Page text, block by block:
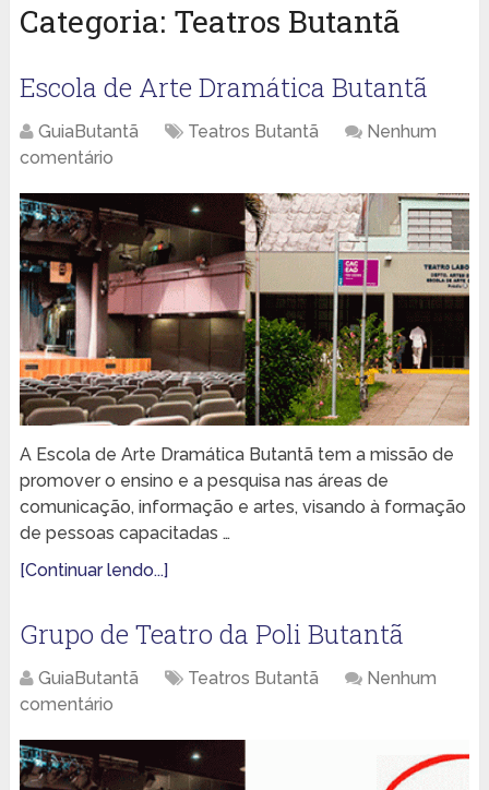
Categoria: Teatros Butantã
Escola de Arte Dramática Butantã
GuiaButantã Teatros Butantã
Nenhum
comentário
A Escola de Arte Dramática Butantã tem a missão de
promover o ensino e a pesquisa nas áreas de
comunicação, informação e artes, visando à formação
de pessoas capacitadas …
[Continuar lendo...]
Grupo de Teatro da Poli Butantã
GuiaButantã Teatros Butantã
Nenhum
comentário